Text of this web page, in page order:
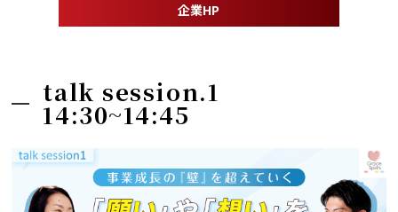
企業HP
talk session.1
14:30~14:45